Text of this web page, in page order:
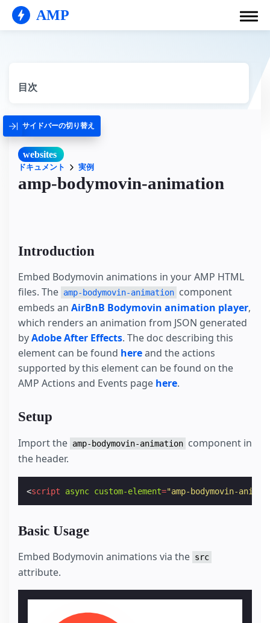
AMP
目次
サイドバーの切り替え
websites
ドキュメント 実例
amp-bodymovin-animation
Introduction
Embed Bodymovin animations in your AMP HTML
files. The amp-bodymovin-animation component
embeds an AirBnB Bodymovin animation player,
which renders an animation from JSON generated
byAdobe After Effects. The doc describing this
element can be found hereand the actions
supported by this element can be found on the
AMP Actions and Events page here.
Setup
Import the amp-bodymovin-animation component in
the header.
<script async custom-element="amp-bodymovin-
Basic Usage
Embed Bodymovin animations via the src
attribute.